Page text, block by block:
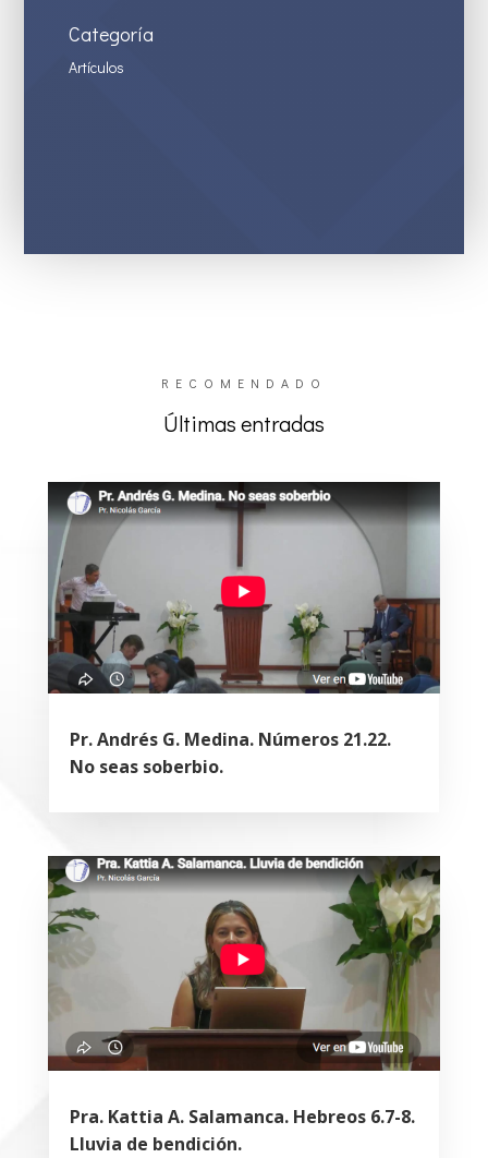
Categoría
Artículos
RECOMENDADO
Últimas entradas
Pr. Andrés G. Medina. Números 21.22.
No seas soberbio.
Pra. Kattia A. Salamanca. Hebreos 6.7-8.
Lluvia de bendición.